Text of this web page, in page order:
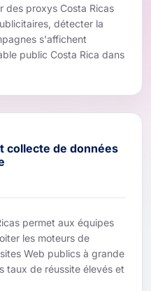
des proxys Costa Ricas
détecter la
s'affichent
public Costa Rica dans
collecte de données
permet aux équipes
les moteurs de
Web publics à grande
taux de réussite élevés et